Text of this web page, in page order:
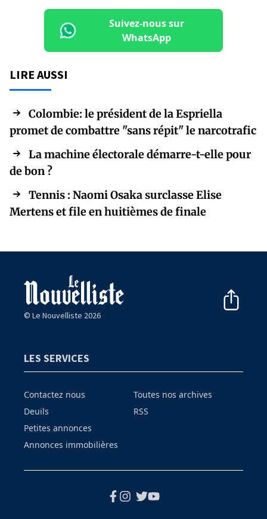
Suivez-nous sur
WhatsApp
LIRE AUSSI
Colombie: le président de la Espriella
promet de combattre "sans répit" le narcotrafic
La machine électorale démarre-t-elle pour
de bon ?
Tennis : Naomi Osaka surclasse Elise
Mertens et file en huitièmes de finale
© Le Nouvelliste 2026
LES SERVICES
Contactez nous
Deuils
Petites annonces
Annonces immobilières
Toutes nos archives
RSS